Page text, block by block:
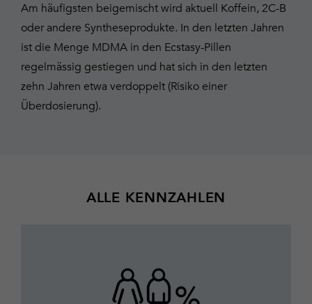
Am häufigsten beigemischt wird aktuell Koffein, 2C-B
oder andere Syntheseprodukte. In den letzten Jahren
ist die Menge MDMA in den Ecstasy-Pillen
regelmässig gestiegen und hat sich in den letzten
zehn Jahren etwa verdoppelt (Risiko einer
Überdosierung).
ALLE KENNZAHLEN